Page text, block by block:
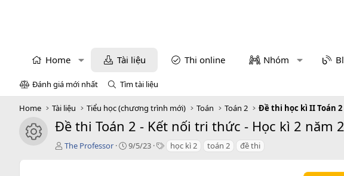
Home Tài liệu Thi online Nhóm
Đánh giá mới nhất Tìm tài liệu
Home Tài liệu Tiểu học (chương trình mới) Toán Toán 2 Đề thi học kì II Toán 2
icon tài liệu
Đề thi Toán 2 - Kết nối tri thức - Học kì 2 năm
T
The Professor
C
9/5/23
T học kì 2 toán 2 đề thi